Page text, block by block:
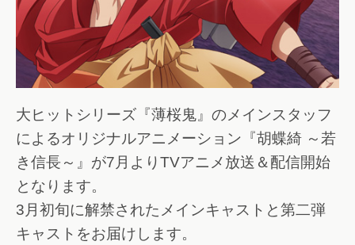
大ヒットシリーズ『薄桜鬼』のメインスタッフ
によるオリジナルアニメーション『胡蝶綺 ～若
き信長～』が7月よりTVアニメ放送＆配信開始
となります。
3月初旬に解禁されたメインキャストと第二弾
キャストをお届けします。